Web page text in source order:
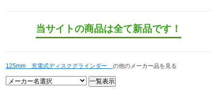
当サイトの商品は全て新品です！
125mm 充電式ディスクグラインダー の他のメーカー品を見る